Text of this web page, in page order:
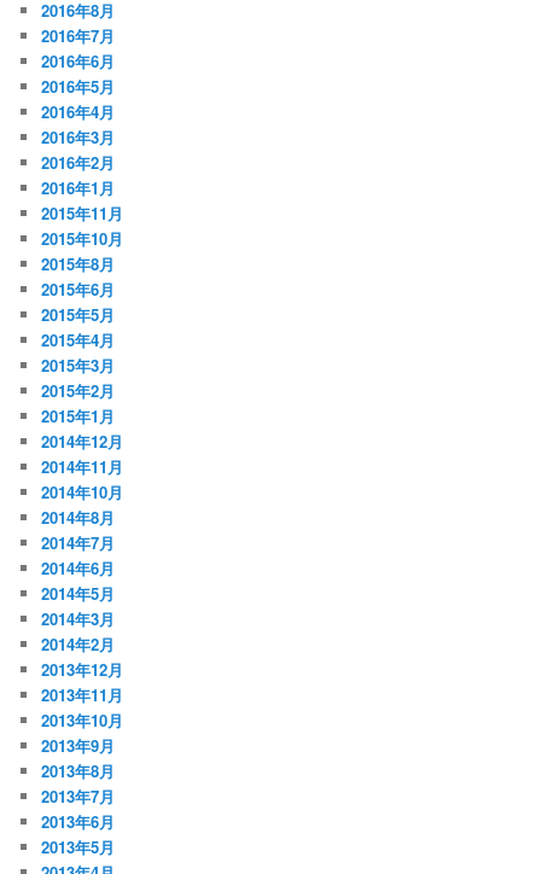
2016年8月
2016年7月
2016年6月
2016年5月
2016年4月
2016年3月
2016年2月
2016年1月
2015年11月
2015年10月
2015年8月
2015年6月
2015年5月
2015年4月
2015年3月
2015年2月
2015年1月
2014年12月
2014年11月
2014年10月
2014年8月
2014年7月
2014年6月
2014年5月
2014年3月
2014年2月
2013年12月
2013年11月
2013年10月
2013年9月
2013年8月
2013年7月
2013年6月
2013年5月